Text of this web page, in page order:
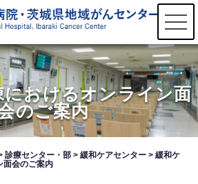
t
o
g
g
l
e
n
a
v
a
t
i
におけるオンライン面
のご案内
診療センター・部 >緩和ケアセンター >緩和ケ
面会のご案内